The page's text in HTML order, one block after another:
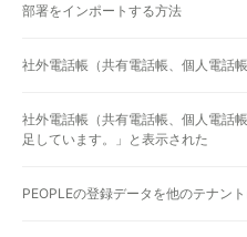
部署をインポートする方法
社外電話帳（共有電話帳、個人電話
社外電話帳（共有電話帳、個人電話
足しています。」と表示された
PEOPLEの登録データを他のテナン